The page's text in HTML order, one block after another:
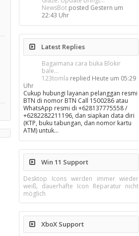
NewsBot posted Gestern um
22:43 Uhr
Latest Replies
Bagaimana cara buka Blokir
bale...
123tomla replied Heute um 05:29
Uhr
Cukup hubungi layanan pelanggan resmi
BTN di nomor BTN Call 1500286 atau
WhatsApp resmi di +628137775558 /
+6282282211196, dan siapkan data diri
(KTP, buku tabungan, dan nomor kartu
ATM) untuk…
Win 11 Support
Desktop Icons werden immer wieder
weiß, dauerhafte Icon Reparatur nicht
möglich
XboX Support